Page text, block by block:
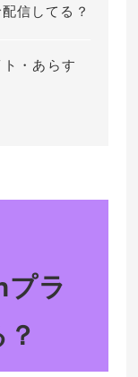
信してる？
・あらす
ラ